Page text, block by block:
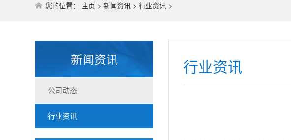
您的位置： 主页 > 新闻资讯 > 行业资讯 >
新闻资讯
公司动态
行业资讯
行业资讯